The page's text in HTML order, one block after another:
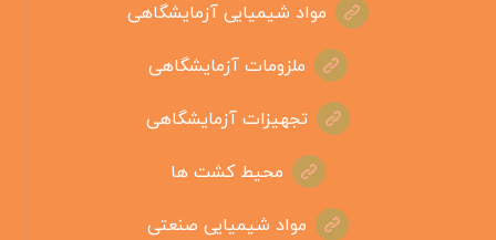
مواد شیمیایی آزمایشگاهی
ملزومات آزمایشگاهی
تجهیزات آزمایشگاهی
محیط کشت ها
مواد شیمیایی صنعتی